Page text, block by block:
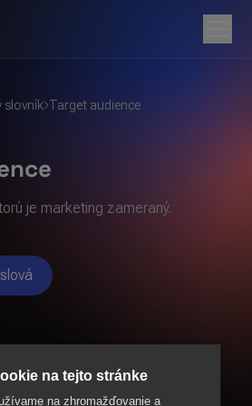
slovník Target audience
je marketing zameraný.
na tejto stránke
na zhromažďovanie a